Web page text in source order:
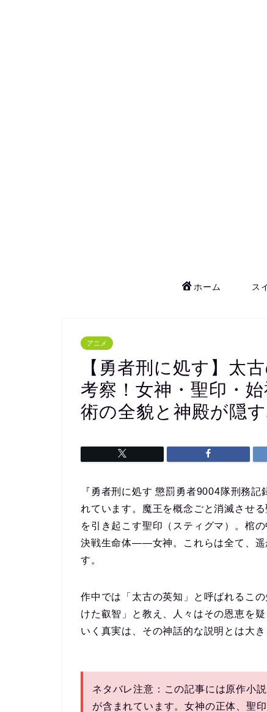
ホーム ス
アニメ
【勇者刑に処す】太
考察！女神・聖印・
術の全貌と神殿が隠
『勇者刑に処す 懲罰勇者9004隊刑務記
れています。魔王を概念ごと消滅させ
を引き起こす聖印（スティグマ）。棺
決戦生命体――女神。これらは全て、遥
す。
作中では 「太古の英知」
と呼ばれるこ
けた叡智」と教え、人々はその恩恵を
いく真実は、その神話的な説明とは大
ネタバレ注意： この記事には原作小
が含まれています。女神の正体、聖